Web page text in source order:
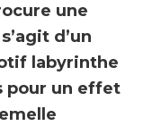
une
d’un
labyrinthe
pour un effet